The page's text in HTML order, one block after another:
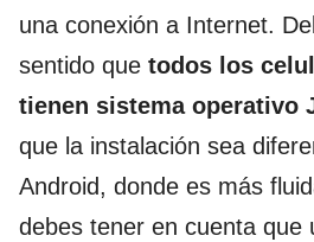
una conexión a Internet.
sentido que todos los
tienen sistema operativo
que la instalación sea
Android, donde es más
debes tener en cuenta que